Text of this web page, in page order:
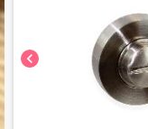
chevron_left